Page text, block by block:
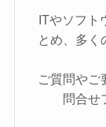
ITやソフト
とめ、多く
ご質問やご
問合せ